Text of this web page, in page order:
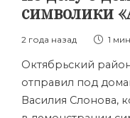
символики
2 года назад 1 мин
Октябрьский
отправил под
Василия Слонова,